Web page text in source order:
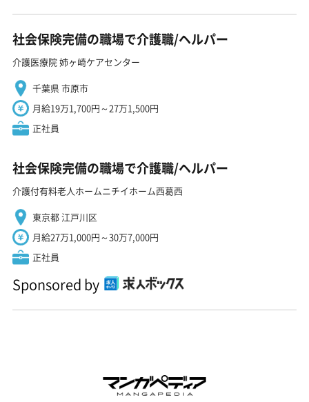
社会保険完備の職場で介護職/ヘルパー
介護医療院 姉ヶ崎ケアセンター
千葉県 市原市
月給19万1,700円～27万1,500円
正社員
社会保険完備の職場で介護職/ヘルパー
介護付有料老人ホームニチイホーム西葛西
東京都 江戸川区
月給27万1,000円～30万7,000円
正社員
Sponsored by